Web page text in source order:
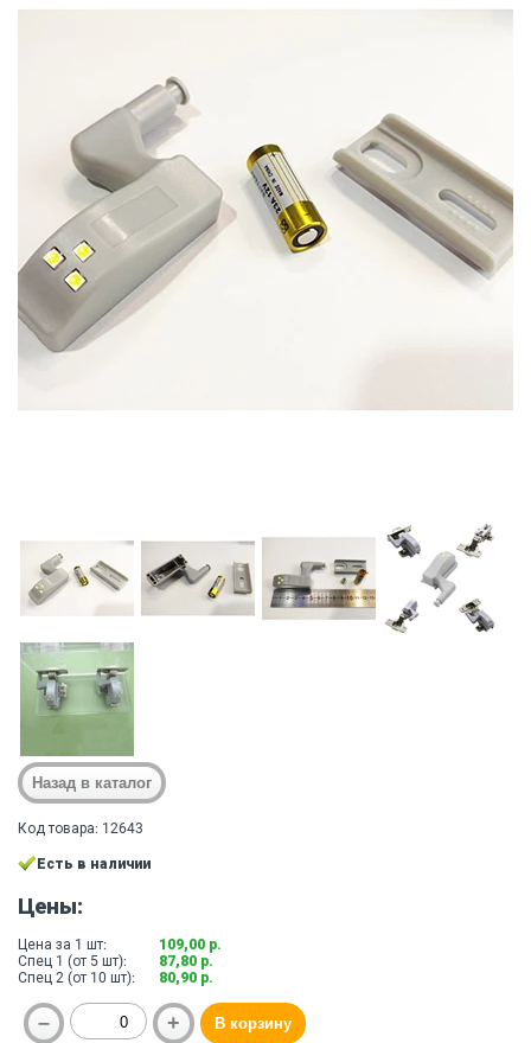
Код товара: 12643
Есть в наличии
Цены:
Цена за 1 шт:
109,00 р.
Спец 1 (от 5 шт):
87,80 р.
Спец 2 (от 10 шт):
80,90 р.